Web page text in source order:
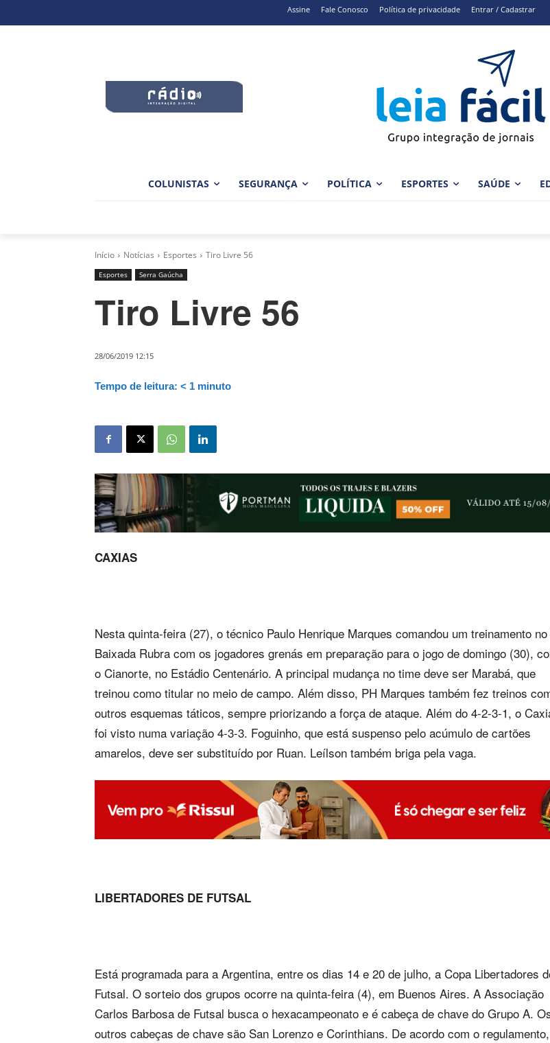
Assine Fale Conosco Política de privacidade Entrar / Cadastrar
COLUNISTAS SEGURANÇA POLÍTICA ESPORTES SAÚDE
Início Notícias Esportes Tiro Livre 56
Esportes Serra Gaúcha
Tiro Livre 56
28/06/2019 12:15
Tempo de leitura: < 1 minuto
CAXIAS
Nesta quinta-feira (27), o técnico Paulo Henrique Marques comandou um treinamento
Baixada Rubra com os jogadores grenás em preparação para o jogo de domingo (30),
o Cianorte, no Estádio Centenário. A principal mudança no time deve ser Marabá, que
treinou como titular no meio de campo. Além disso, PH Marques também fez treinos
outros esquemas táticos, sempre priorizando a força de ataque. Além do 4-2-3-1, o
foi visto numa variação 4-3-3. Foguinho, que está suspenso pelo acúmulo de cartões
amarelos, deve ser substituído por Ruan. Leílson também briga pela vaga.
LIBERTADORES DE FUTSAL
Está programada para a Argentina, entre os dias 14 e 20 de julho, a Copa Libertadores
Futsal. O sorteio dos grupos ocorre na quinta-feira (4), em Buenos Aires. A Associação
Carlos Barbosa de Futsal busca o hexacampeonato e é cabeça de chave do Grupo A.
outros cabeças de chave são San Lorenzo e Corinthians. De acordo com o